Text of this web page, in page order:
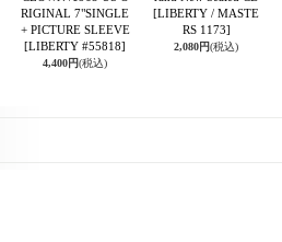
RIGINAL 7"SINGLE
+ PICTURE SLEEVE
[LIBERTY #55818]
4,400円(税込)
[LIBERTY / MASTE
RS 1173]
2,080円(税込)